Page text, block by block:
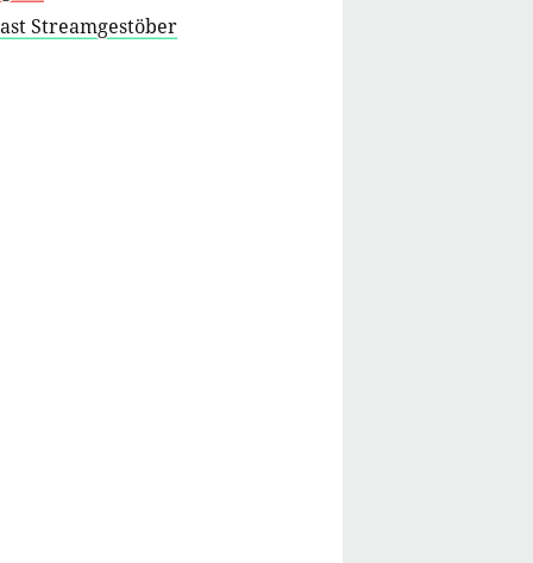
Streamgestöber